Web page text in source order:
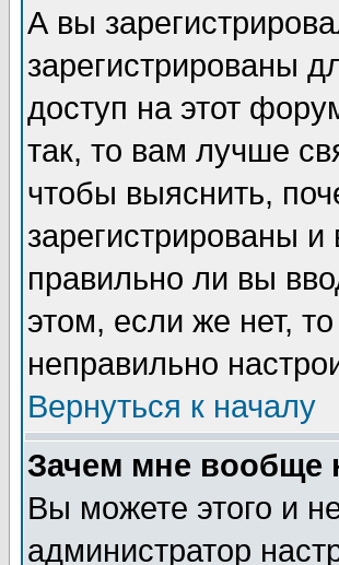
А вы
зарегистрированы
доступ на этот
так, то вам лучше
чтобы выяснить,
зарегистрированы
правильно ли вы
этом, если же нет,
неправильно
Вернуться к началу
Зачем мне вообще
Вы можете этого и
администратор